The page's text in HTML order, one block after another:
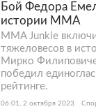
Бой Федора
истории ММА
MMA Junkie
тяжеловесов в
Мирко
победил
рейтинге.
06:01, 2 октября 2023